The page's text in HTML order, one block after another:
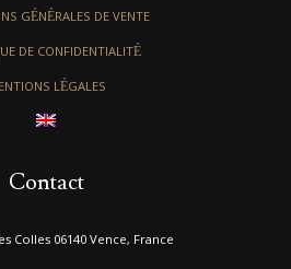
GÉNÉRALES DE VENTE
DE CONFIDENTIALITÉ
LÉGALES
Contact
Colles 06140 Vence, France